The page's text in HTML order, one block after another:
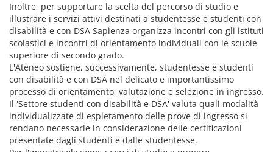
Inoltre, per supportare la scelta del percorso di studio e
illustrare i servizi attivi destinati a studentesse e studenti con
disabilità e con DSA Sapienza organizza incontri con gli istituti
scolastici e incontri di orientamento individuali con le scuole
superiore di secondo grado.
L'Ateneo sostiene, successivamente, studentesse e studenti
con disabilità e con DSA nel delicato e importantissimo
processo di orientamento, valutazione e selezione in ingresso.
Il 'Settore studenti con disabilità e DSA' valuta quali modalità
individualizzate di espletamento delle prove di ingresso si
rendano necessarie in considerazione delle certificazioni
presentate dagli studenti e dalle studentesse.